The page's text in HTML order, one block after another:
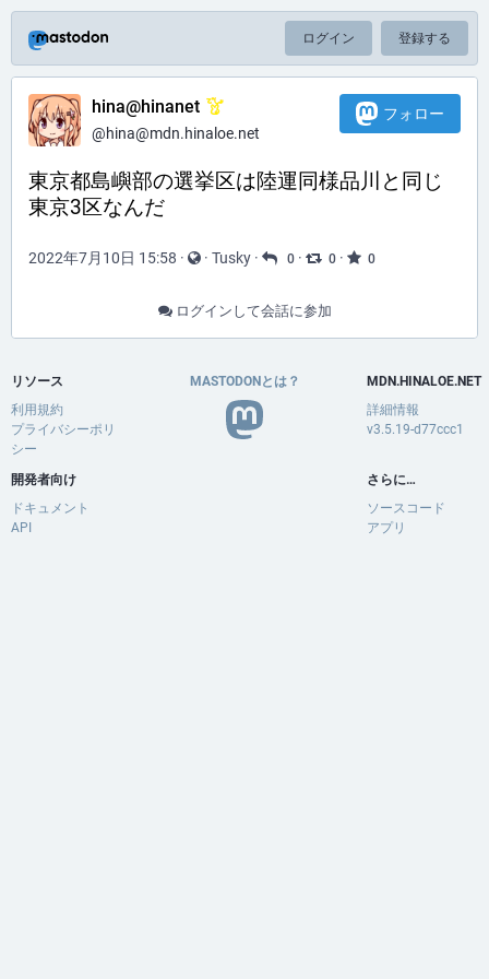
ログイン 登録する
hina@hinanet
@hina@mdn.hinaloe.net
フォロー
東京都島嶼部の選挙区は陸運同様品川と同じ
東京3区なんだ
2022年7月10日 15:58 · · Tusky · 0 · 0 · 0
ログインして会話に参加
リソース
利用規約
プライバシーポリ
シー
開発者向け
ドキュメント
API
MASTODONとは？
MDN.HINALOE.NET
詳細情報
v3.5.19-d77ccc1
さらに…
ソースコード
アプリ